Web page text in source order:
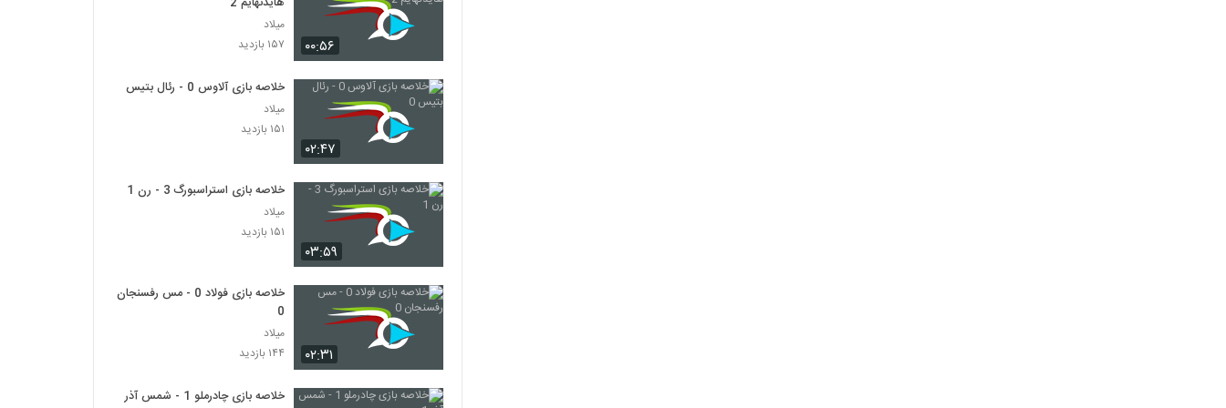
۰۰:۵۶
میلاد
۱۵۷ بازدید
۰۲:۴۷
خلاصه بازی آلاوس 0 - رئال بتیس 0
میلاد
۱۵۱ بازدید
۰۳:۵۹
خلاصه بازی استراسبورگ 3 - رن 1
میلاد
۱۵۱ بازدید
۰۲:۳۱
خلاصه بازی فولاد 0 - مس رفسنجان
0
میلاد
۱۴۴ بازدید
خلاصه بازی چادرملو 1 - شمس آذر 1